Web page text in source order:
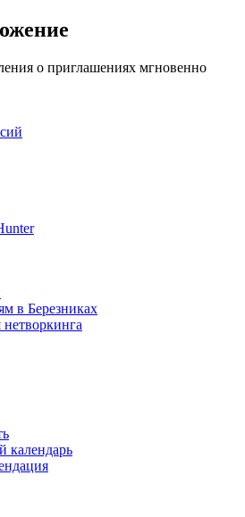
о приглашениях мгновенно
в Березниках
нетворкинга
календарь